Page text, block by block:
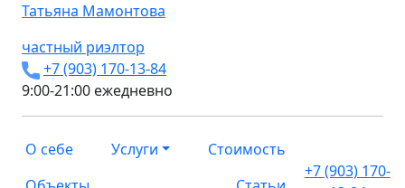
Татьяна Мамонтова
частный риэлтор
+7 (903) 170-13-84
9:00-21:00 ежедневно
О себе Услуги
Стоимость
+7 (903) 170-